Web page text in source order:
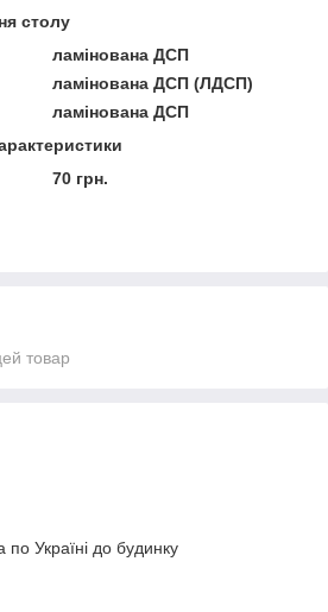
столу
ламінована ДСП
ламінована ДСП (ЛДСП)
ламінована ДСП
70 грн.
товар
по Україні до будинку